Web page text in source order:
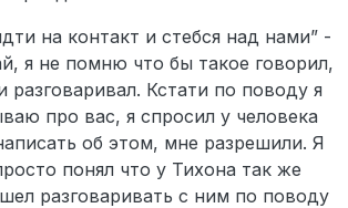
на контакт и стебся над нами” -
я не помню что бы такое говорил,
разговаривал. Кстати по поводу я
про вас, я спросил у человека
об этом, мне разрешили. Я
понял что у Тихона так же
разговаривать с ним по поводу